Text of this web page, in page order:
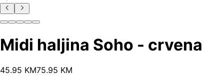
Midi haljina Soho - crvena
45.95 KM75.95 KM